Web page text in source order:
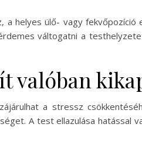
helyes ülő- vagy fekvőpozíció
váltogatni a
valóban
a stressz
A test ellazulása hatással